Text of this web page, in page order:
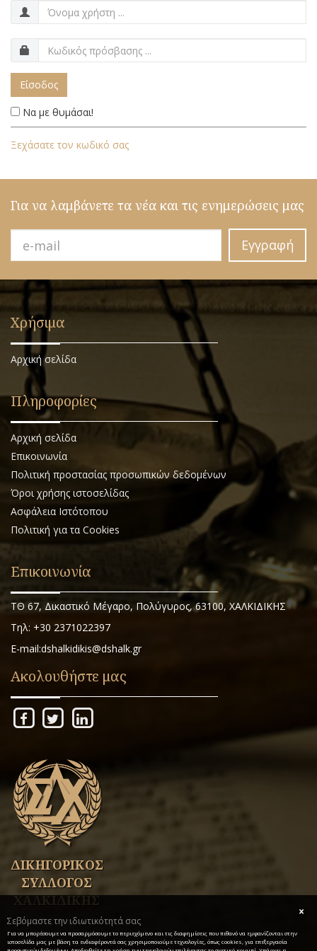
Είσοδος
Να με θυμάσαι!
Ξεχάσατε τον κωδικό σας
Για να λαμβάνετε τα νέα και τις ενημερώσεις μας
Εγγραφή
Χρήσιμα
Αρχική σελίδα
Πληροφορίες
Αρχική σελίδα
Επικοινωνία
Πολιτική προστασίας προσωπικών δεδομένων
Όροι χρήσης ιστοσελίδας
Ασφάλεια Ιστότοπου
Πολιτική για τα Cookies
Επικοινωνία
ΤΘ 67, Δικαστικό Μέγαρο, Πολύγυρος, 63100, ΧΑΛΚΙΔΙΚΗΣ
Τηλ: +30 2371022397
E-mail:dshalkidikis@dshalk.gr
Ακολουθήστε μας
ΔΙΚΗΓΟΡΙΚΟΣ
ΣΥΛΛΟΓΟΣ
ΧΑΛΚΙΔΙΚΗΣ
Σεβόμαστε την ιδιωτικότητά σας
Για να μπορέσουμε να προσαρμόσουμε το περιεχόμενο και τις διαφημίσεις που πιθανό να εμφανίζονται στην
ιστοσελίδα μας με βάση τα ενδιαφέροντά σας χρησιμοποιούμε τεχνολογίες, όπως cookies, για επεξεργασία